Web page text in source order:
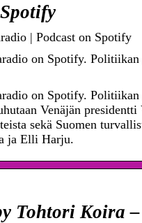
| Podcast on Spotify
on Spotify.
on Spotify.
Venäjän
sekä Suomen
ja Elli Harju.
Tohtori Koira